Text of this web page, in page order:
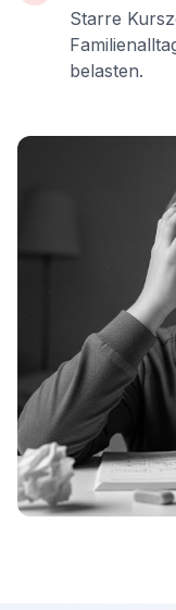
Starre
belasten.